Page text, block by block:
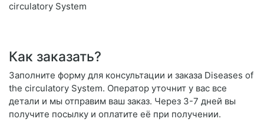
circulatory System
Как заказать?
Заполните форму для консультации и заказа Diseases of
the circulatory System. Оператор уточнит у вас все
детали и мы отправим ваш заказ. Через 3-7 дней вы
получите посылку и оплатите её при получении.